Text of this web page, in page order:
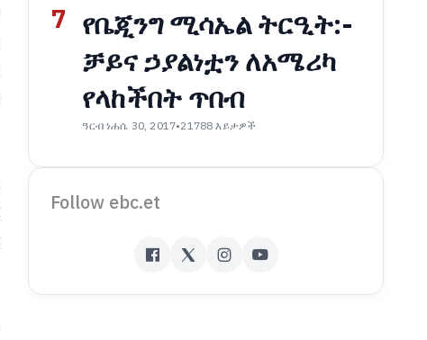
7 የቤጂንግ ሚሳኤል ትርዒት:-
ቻይና ኃያልነቷን ለአሜሪካ
የላከችበት ጥበብ
ዓርብ ነሐሴ 30, 2017•21788 እይታዎች
Follow ebc.et